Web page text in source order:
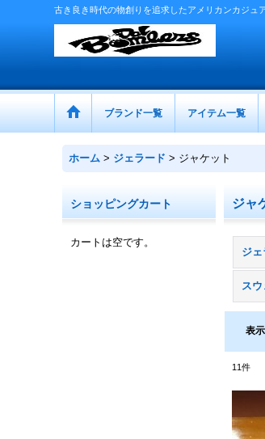
古き良き時代の物創りを追求したアメリカンカジュ
ブランド一覧 アイテム一覧
ホーム > ジェラード > ジャケット
ショッピングカート
カートは空です。
ジャ
ジ
スウ
表
11件